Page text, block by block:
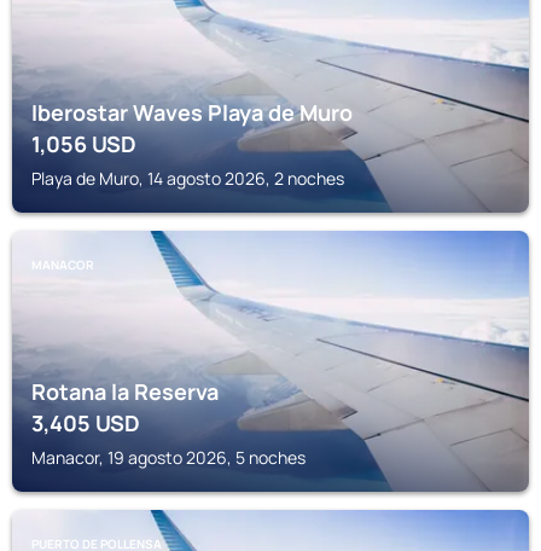
Iberostar Waves Playa de Muro
1,056USD
Playa de Muro, 14 agosto 2026, 2 noches
MANACOR
Rotana la Reserva
3,405 USD
Manacor, 19 agosto 2026, 5 noches
PUERTO DE POLLENSA